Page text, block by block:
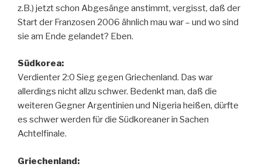
z.B.) jetzt schon Abgesänge anstimmt, vergisst, daß der
Start der Franzosen 2006 ähnlich mau war – und wo sind
sie am Ende gelandet? Eben.
Südkorea:
Verdienter 2:0 Sieg gegen Griechenland. Das war
allerdings nicht allzu schwer. Bedenkt man, daß die
weiteren Gegner Argentinien und Nigeria heißen, dürfte
es schwer werden für die Südkoreaner in Sachen
Achtelfinale.
Griechenland: